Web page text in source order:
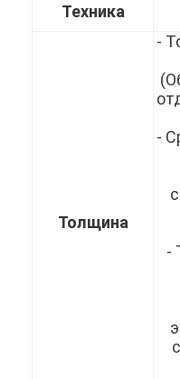
Техника
Толщина
-
-
-